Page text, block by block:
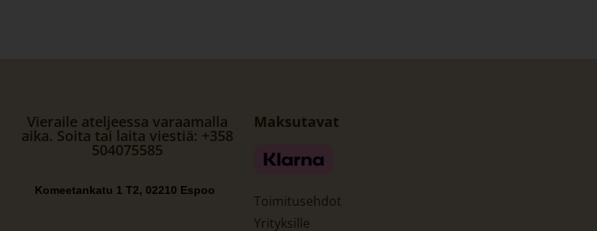
Vieraile ateljeessa varaamalla
aika. Soita tai laita viestiä: +358
504075585
Komeetankatu 1 T2, 02210 Espoo
Maksutavat
Toimitusehdot
Yrityksille